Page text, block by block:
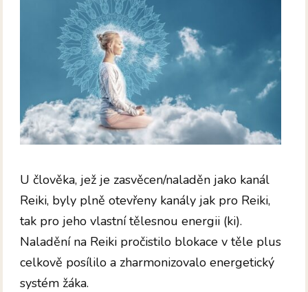
U člověka, jež je zasvěcen/naladěn jako kanál
Reiki, byly plně otevřeny kanály jak pro Reiki,
tak pro jeho vlastní tělesnou energii (ki).
Naladění na Reiki pročistilo blokace v těle plus
celkově posílilo a zharmonizovalo energetický
systém žáka.